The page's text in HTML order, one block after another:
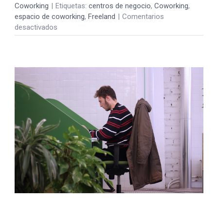
Coworking | Etiquetas: centros de negocio, Coworking,
espacio de coworking, Freeland | Comentarios
desactivados
Diferencias
de
Centros
de
Negocio.